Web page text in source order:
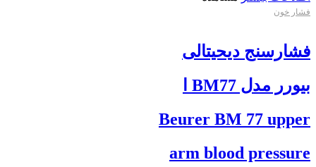
فشار خون
فشارسنج دیحیتالی
Beurer BM 77 upper
arm blood pressure